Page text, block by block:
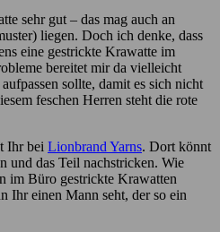
sehr gut – das mag auch an
liegen. Doch ich denke, dass
eine gestrickte Krawatte im
bereitet mir da vielleicht
sollte, damit es sich nicht
feschen Herren steht die rote
Ihr bei Lionbrand Yarns. Dort könnt
und das Teil nachstricken. Wie
im Büro gestrickte Krawatten
Ihr einen Mann seht, der so ein